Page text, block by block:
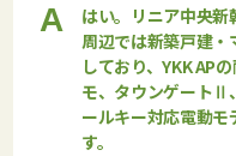
A
はい。リニア中央
周辺では新築戸建・
しており、YKK AP
モ、タウンゲートⅡ
ールキー対応電動モ
す。